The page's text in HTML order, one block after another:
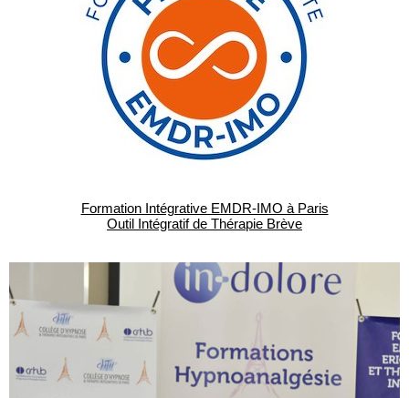
Formation Intégrative EMDR-IMO à Paris
Outil Intégratif de Thérapie Brève